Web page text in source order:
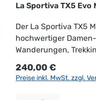
La Sportiva TX5 Evo
Der La Sportiva TX5
hochwertiger
Wanderungen,
ideale Kombination
Wetterschutz und
Regulärer Preis:
240,00 €
Preise inkl. MwSt. zzgl.